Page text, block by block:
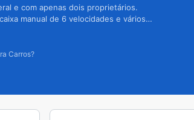
e com apenas dois proprietários.
manual de 6 velocidades e vários
Carros?